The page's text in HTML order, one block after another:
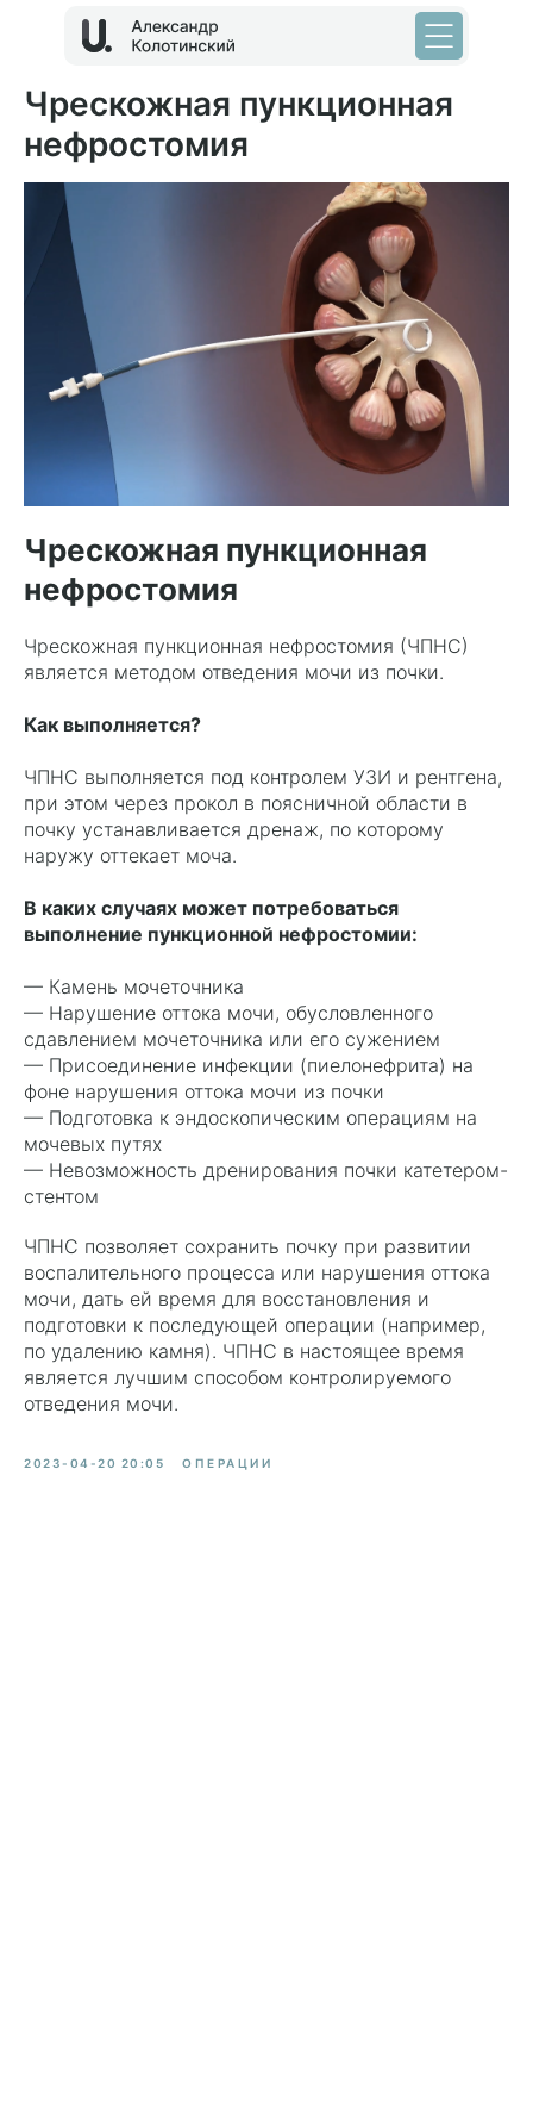
Чрескожная пункционная
нефростомия
Чрескожная пункционная
нефростомия
Чрескожная пункционная нефростомия (ЧПНС)
является методом отведения мочи из почки.
Как выполняется?
ЧПНС выполняется под контролем УЗИ и рентгена,
при этом через прокол в поясничной области в
почку устанавливается дренаж, по которому
наружу оттекает моча.
В каких случаях может потребоваться
выполнение пункционной нефростомии:
— Камень мочеточника
— Нарушение оттока мочи, обусловленного
сдавлением мочеточника или его сужением
— Присоединение инфекции (пиелонефрита) на
фоне нарушения оттока мочи из почки
— Подготовка к эндоскопическим операциям на
мочевых путях
— Невозможность дренирования почки катетером-
стентом
ЧПНС позволяет сохранить почку при развитии
воспалительного процесса или нарушения оттока
мочи, дать ей время для восстановления и
подготовки к последующей операции (например,
по удалению камня). ЧПНС в настоящее время
является лучшим способом контролируемого
отведения мочи.
2023-04-20 20:05 ОПЕРАЦИИ